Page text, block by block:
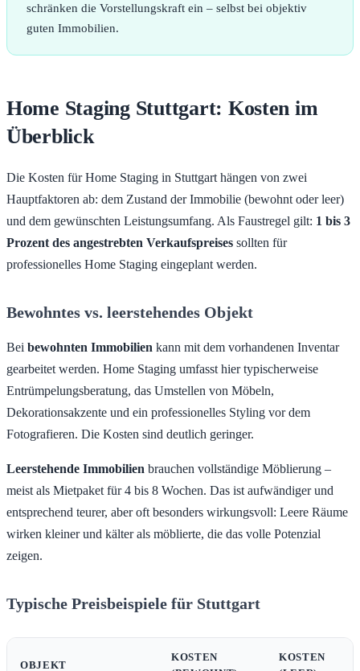
schränken die Vorstellungskraft ein – selbst bei objektiv
guten Immobilien.
Home Staging Stuttgart: Kosten im
Überblick
Die Kosten für Home Staging in Stuttgart hängen von zwei
Hauptfaktoren ab: dem Zustand der Immobilie (bewohnt oder leer)
und dem gewünschten Leistungsumfang. Als Faustregel gilt: 1 bis 3
Prozent des angestrebten Verkaufspreises sollten für
professionelles Home Staging eingeplant werden.
Bewohntes vs. leerstehendes Objekt
Bei bewohnten Immobilien kann mit dem vorhandenen Inventar
gearbeitet werden. Home Staging umfasst hier typischerweise
Entrümpelungsberatung, das Umstellen von Möbeln,
Dekorationsakzente und ein professionelles Styling vor dem
Fotografieren. Die Kosten sind deutlich geringer.
Leerstehende Immobilien brauchen vollständige Möblierung –
meist als Mietpaket für 4 bis 8 Wochen. Das ist aufwändiger und
entsprechend teurer, aber oft besonders wirkungsvoll: Leere Räume
wirken kleiner und kälter als möblierte, die das volle Potenzial
zeigen.
Typische Preisbeispiele für Stuttgart
OBJEKT
KOSTEN
KOSTEN